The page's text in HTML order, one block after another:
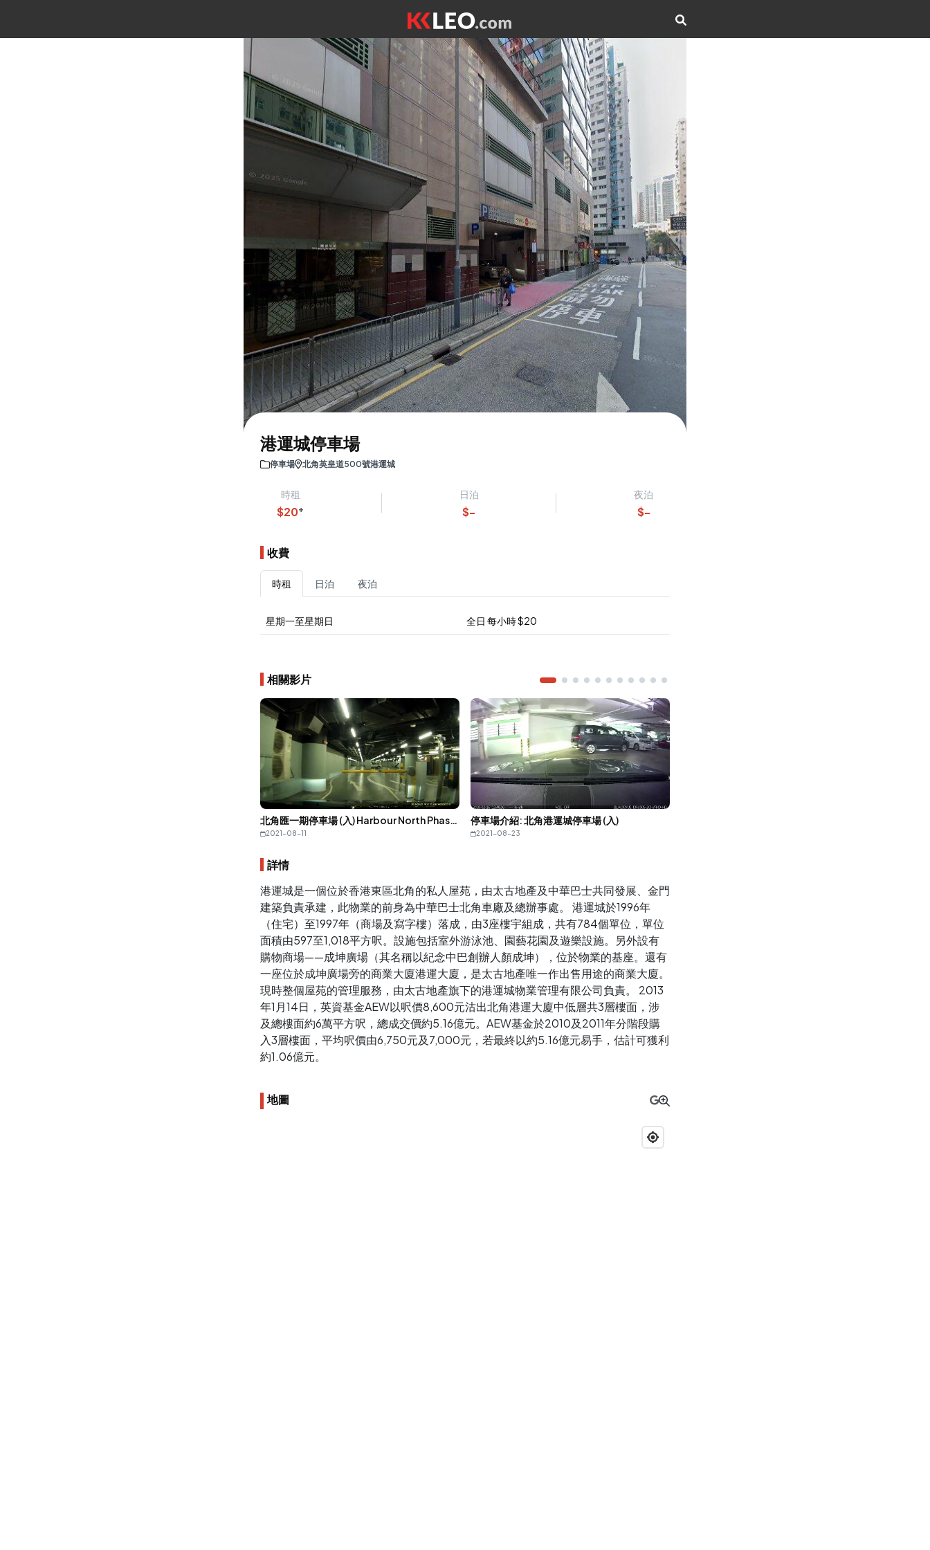
港運城停車場
停車場 北角英皇道500號港運城
時租
$20+
日泊
$-
夜泊
$-
收費
時租 日泊 夜泊
星期一至星期日 全日 每小時$20
相關影片
北角匯一期停車場 (入) Harbour North Phase 1 Carpark in North Point (In)
2021-08-11
停車場介紹: 北角港運城停車場 (入)
2021-08-23
詳情
港運城是一個位於香港東區北角的私人屋苑，由太古地產及中華巴士共同發展、金門
建築負責承建，此物業的前身為中華巴士北角車廠及總辦事處。 港運城於1996年
（住宅）至1997年（商場及寫字樓）落成，由3座樓宇組成，共有784個單位，單位
面積由597至1,018平方呎。設施包括室外游泳池、園藝花園及遊樂設施。另外設有
購物商場——成坤廣場（其名稱以紀念中巴創辦人顏成坤），位於物業的基座。還有
一座位於成坤廣場旁的商業大廈港運大廈，是太古地產唯一作出售用途的商業大廈。
現時整個屋苑的管理服務，由太古地產旗下的港運城物業管理有限公司負責。 2013
年1月14日，英資基金AEW以呎價8,600元沽出北角港運大廈中低層共3層樓面，涉
及總樓面約6萬平方呎，總成交價約5.16億元。AEW基金於2010及2011年分階段購
入3層樓面，平均呎價由6,750元及7,000元，若最終以約5.16億元易手，估計可獲利
約1.06億元。
地圖